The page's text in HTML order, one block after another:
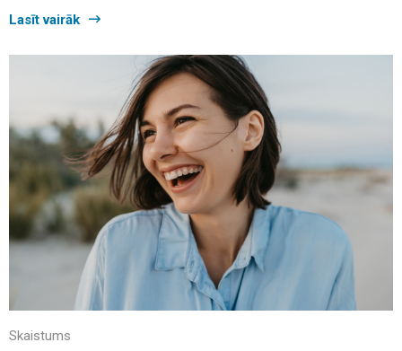
Lasīt vairāk
Skaistums